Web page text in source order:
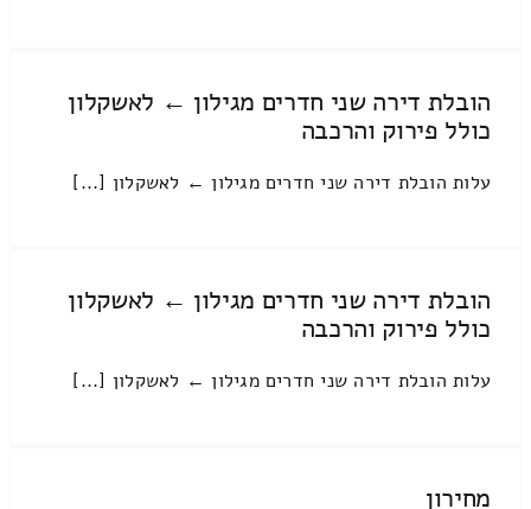
הובלת דירה שני חדרים מגילון ← לאשקלון
כולל פירוק והרכבה
עלות הובלת דירה שני חדרים מגילון ← לאשקלון [...]
הובלת דירה שני חדרים מגילון ← לאשקלון
כולל פירוק והרכבה
עלות הובלת דירה שני חדרים מגילון ← לאשקלון [...]
מחירון